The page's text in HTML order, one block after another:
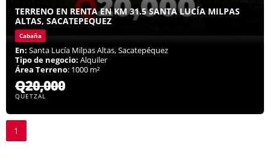
TERRENO EN RENTA EN KM 31.5 SANTA LUCÍA MILPAS
ALTAS, SACATEPEQUEZ
Cabaña
En: Santa Lucía Milpas Altas, Sacatepéquez
Tipo de negocio: Alquiler
Área Terreno: 1000 m²
Q20,000
QUETZAL
1